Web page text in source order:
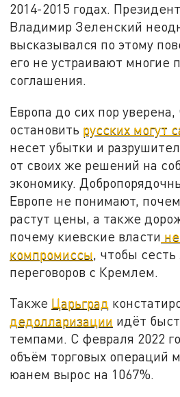
2014-2015 годах.
Владимир Зеленский
высказывался по этому
его не устраивают многие
соглашения.
Европа до сих пор уверена,
остановить русских могут
несет убытки и
от своих же решений на
экономику.
Европе не понимают,
растут цены, а также
почему киевские власти
компромиссы, чтобы сесть
переговоров с Кремлем.
Также Царьград
дедолларизации идёт
темпами. С февраля 2022
объём торговых операций
юанем вырос на 1067%.